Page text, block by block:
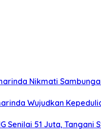
Nikmati
Wujudkan
Senilai 51 Juta,